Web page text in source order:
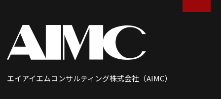
エイアイエムコンサルティング株式会社（AIMC）